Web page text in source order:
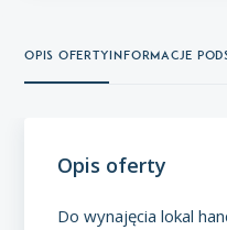
Opis ofertyInformacje
Opis oferty
Do wynajęcia lokal